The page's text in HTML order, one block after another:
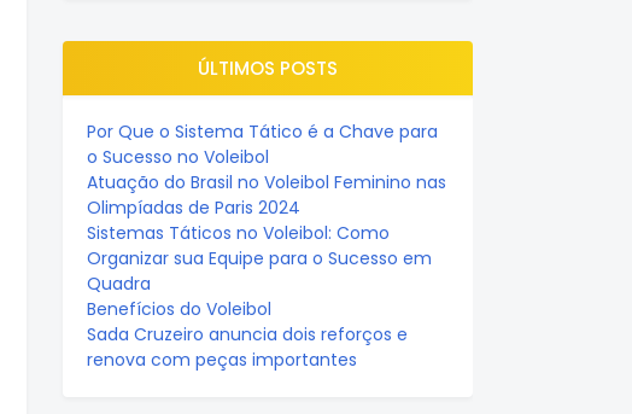
ÚLTIMOS POSTS
Por Que o Sistema Tático é a Chave para
o Sucesso no Voleibol
Atuação do Brasil no Voleibol Feminino nas
Olimpíadas de Paris 2024
Sistemas Táticos no Voleibol: Como
Organizar sua Equipe para o Sucesso em
Quadra
Benefícios do Voleibol
Sada Cruzeiro anuncia dois reforços e
renova com peças importantes